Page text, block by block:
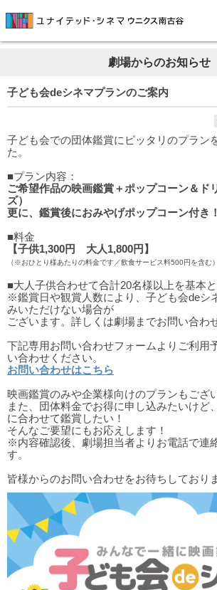
劇場からのお知らせ
子ども会deシネマプランのご案内
子ども会での団体鑑賞にピッタリのプラン
た。
■プラン内容：
ご希望作品の映画鑑賞＋ポップコーン＆ド
ズ）
更に、鑑賞後におみやげポップコーン付き！
■料金
【子供1,300円 大人1,800円】
（※おひとり様あたりの料金です／飲食サービス料500円を含む）
■大人子供合わせて合計20名様以上を基本と
※鑑賞日や観賞人数により、子ども会deシ
みいただけない場合が
ございます。詳しくは劇場までお問い合わ
下記専用お問い合わせフォームよりご利用
い合わせください。
お問い合わせはこちら
映画鑑賞のみや企業様向けのプランもござ
また、団体料金でお得に申し込みたいけど
に合わせて鑑賞したい！
そんなご要望にもお応えします！
※内容確認後、劇場担当者よりお電話で連
す。
皆様からのお問い合わせをお待ちしており